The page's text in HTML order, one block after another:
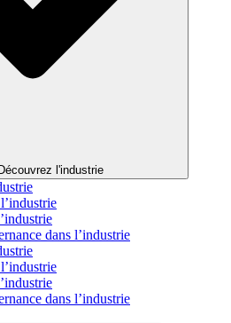
l'industrie
dans l’industrie
dans l’industrie